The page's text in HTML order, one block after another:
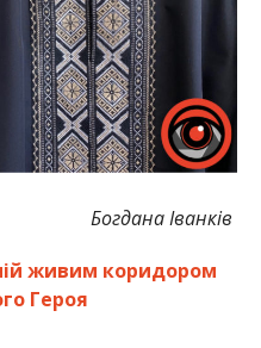
Богдана Іванків
живим коридором
Героя